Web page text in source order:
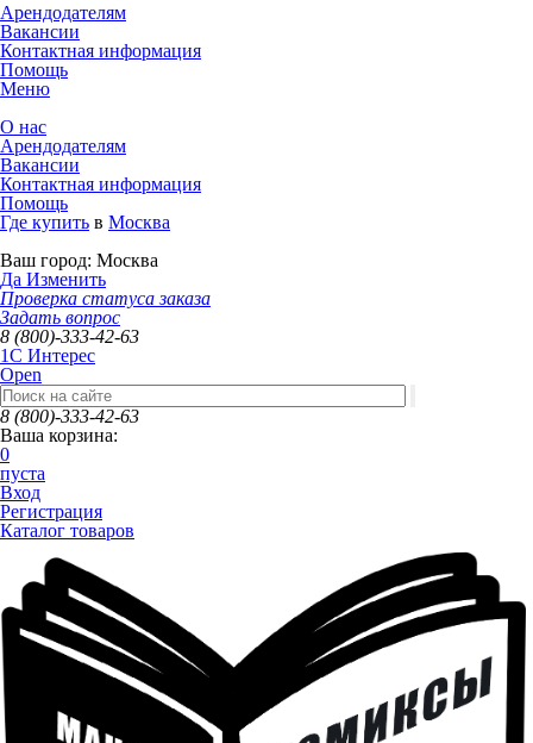
Арендодателям
Вакансии
Контактная информация
Помощь
Меню
О нас
Арендодателям
Вакансии
Контактная информация
Помощь
Где купить в Москва
Ваш город: Москва
Да Изменить
Проверка статуса заказа
Задать вопрос
8 (800)-333-42-63
1C Интерес
Open
8 (800)-333-42-63
Ваша корзина:
0
пуста
Вход
Регистрация
Каталог товаров